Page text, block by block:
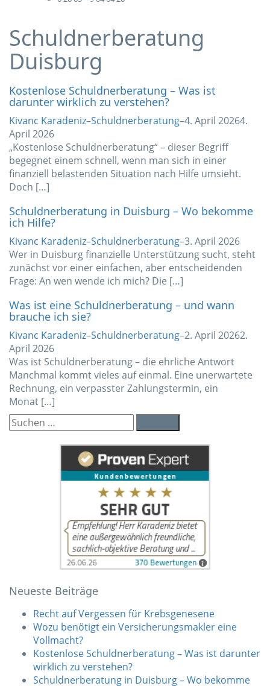
Schuldnerberatung
Duisburg
Kostenlose Schuldnerberatung – Was ist
darunter wirklich zu verstehen?
Kivanc Karadeniz–Schuldnerberatung–4. April 20264.
April 2026
„Kostenlose Schuldnerberatung“ – dieser Begriff
begegnet einem schnell, wenn man sich in einer
finanziell belastenden Situation nach Hilfe umsieht.
Doch […]
Schuldnerberatung in Duisburg – Wo bekomme
ich Hilfe?
Kivanc Karadeniz–Schuldnerberatung–3. April 2026
Wer in Duisburg finanzielle Unterstützung sucht, steht
zunächst vor einer einfachen, aber entscheidenden
Frage: An wen wende ich mich? Die […]
Was ist eine Schuldnerberatung – und wann
brauche ich sie?
Kivanc Karadeniz–Schuldnerberatung–2. April 20262.
April 2026
Was ist Schuldnerberatung – die ehrliche Antwort
Manchmal kommt vieles auf einmal. Eine unerwartete
Rechnung, ein verpasster Zahlungstermin, ein
Monat […]
Suchen
nach:
Neueste Beiträge
Recht auf Vergessen für Krebsgenesene
Wozu benötigt ein Versicherungsmakler eine
Vollmacht?
Kostenlose Schuldnerberatung – Was ist darunter
wirklich zu verstehen?
Schuldnerberatung in Duisburg – Wo bekomme